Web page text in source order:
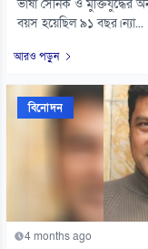
ভাষা সৈনিক ও
বয়স হয়েছিল ৯১ বছর।ন্যা...
আরও পড়ুন
বিনোদন
4 months ago